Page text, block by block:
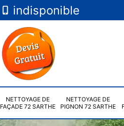
indisponible
NETTOYAGE DE
FAÇADE 72 SARTHE
NETTOYAGE DE
PIGNON 72 SARTHE